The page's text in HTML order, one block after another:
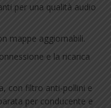
per una qualità audio
mappe aggiornabili.
e la ricarica
con filtro anti-pollini e
per conducente e